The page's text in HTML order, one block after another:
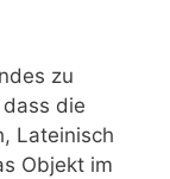
zu
die
Lateinisch
Objekt im